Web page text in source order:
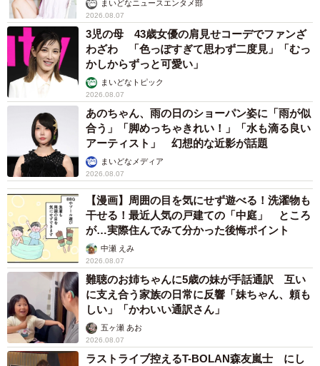
まいどなニュースエンタメ部
2026.08.07
3児の母 43歳女優の肩見せコーデでファンざ
わざわ 「色っぽすぎて思わず二度見」「むっ
かしからずっと可愛い」
まいどなトピック
2026.08.07
あのちゃん、雨の日のショーパン姿に「雨が似
合う」「脚めっちゃきれい！」「水も滴る良い
アーティスト」 幻想的な近影が話題
まいどなメディア
2026.08.07
【漫画】周囲の目を気にせず遊べる！洗濯物も
干せる！最近人気の戸建ての「中庭」 ところ
が…実際住んでみて分かった後悔ポイント
中瀬 えみ
2026.08.07
難聴のお姉ちゃんに5歳の妹が手話通訳 互い
に支え合う家族の日常に反響「妹ちゃん、頼も
しい」「かわいい通訳さん」
五ヶ瀬 あお
2026.08.07
ラストライブ控えるT-BOLAN森友嵐士 にし